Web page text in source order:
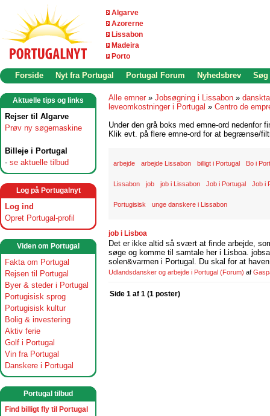
Algarve
Azorerne
Lissabon
Madeira
Porto
Forside Nyt fra Portugal Portugal Forum Nyhedsbrev Søg
Aktuelle tips og links
Rejser til Algarve
Prøv ny søgemaskine
Billeje i Portugal
- se aktuelle tilbud
Log på Portugalnyt
Log ind
Opret Portugal-profil
Viden om Portugal
Fakta om Portugal
Rejsen til Portugal
Byer & steder i Portugal
Portugisisk sprog
Portugisisk kultur
Bolig & investering
Aktiv ferie
Golf i Portugal
Vin fra Portugal
Danskere i Portugal
Portugal tilbud
Find billigt fly til Portugal
Alle emner » Jobsøgning i Lissabon »
leveomkostninger i Portugal » Centro de
Under den grå boks med emne-ord nedenfor
Klik evt. på flere emne-ord for at begrænse/
arbejde arbejde Lissabon billigt i Portugal Bo i
Lissabon job job i Lissabon Job i Portugal Job i
Portugisisk unge danskere i Lissabon
job i Lisboa
Det er ikke altid så svært at finde arbejde,
søge og komme til samtale her i Lisboa.
solen&varmen i Portugal. Du skal for at
Udlandsdansker og arbejde i Portugal (Forum) af
Side 1 af 1 (1 poster)